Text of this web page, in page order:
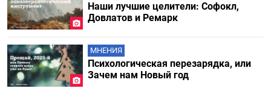
Наши лучшие целители: Софокл,
Довлатов и Ремарк
МНЕНИЯ
Психологическая перезарядка, или
Зачем нам Новый год